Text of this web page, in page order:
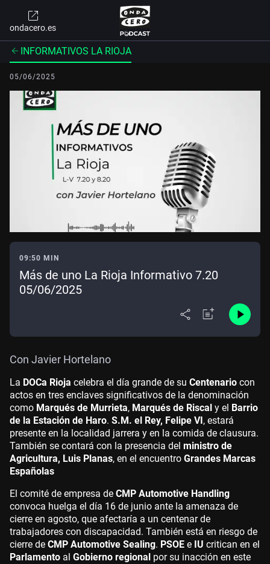
ondacero.es
INFORMATIVOS LA RIOJA
05/06/2025
09:50 MIN
Más de uno La Rioja Informativo 7.20
05/06/2025
Con Javier Hortelano
La DOCa Rioja celebra el día grande de su Centenario con
actos en tres enclaves significativos de la denominación
como Marqués de Murrieta, Marqués de Riscal y el Barrio
de la Estación de Haro. S.M. el Rey, Felipe VI, estará
presente en la localidad jarrera y en la comida de clausura.
También se contará con la presencia del ministro de
Agricultura, Luis Planas, en el encuentro Grandes Marcas
Españolas
El comité de empresa de CMP Automotive Handling
convoca huelga el día 16 de junio ante la amenaza de
cierre en agosto, que afectaría a un centenar de
trabajadores con discapacidad. También está en riesgo de
cierre de CMP Automotive Sealing. PSOE e IU critican en el
Parlamento al Gobierno regional por su inacción en este